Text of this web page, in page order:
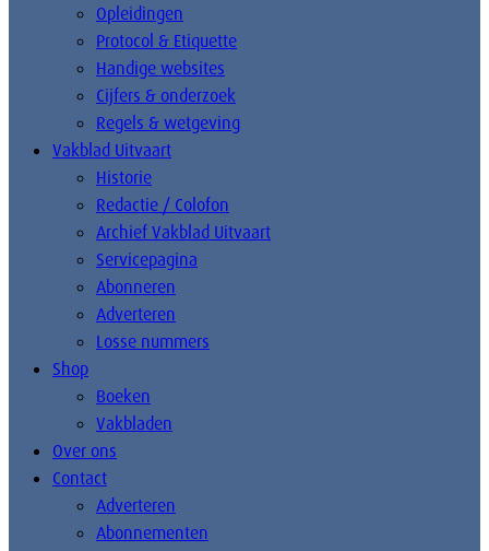
Opleidingen
Protocol & Etiquette
Handige websites
Cijfers & onderzoek
Regels & wetgeving
Vakblad Uitvaart
Historie
Redactie / Colofon
Archief Vakblad Uitvaart
Servicepagina
Abonneren
Adverteren
Losse nummers
Shop
Boeken
Vakbladen
Over ons
Contact
Adverteren
Abonnementen